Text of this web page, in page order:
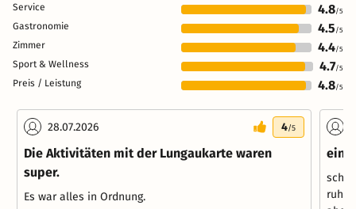
Service 4.8/5
Gastronomie 4.5 /5
Zimmer 4.4/5
Sport & Wellness 4.7/5
Preis / Leistung 4.8/5
28.07.2026 4/5
Die Aktivitäten mit der Lungaukarte waren
super.
Es war alles in Ordnung.
eine